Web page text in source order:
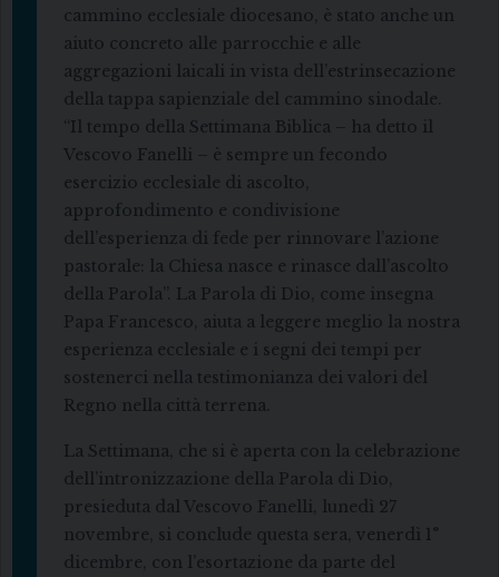
cammino ecclesiale diocesano, è stato anche un
aiuto concreto alle parrocchie e alle
aggregazioni laicali in vista dell’estrinsecazione
della tappa sapienziale del cammino sinodale.
“Il tempo della Settimana Biblica – ha detto il
Vescovo Fanelli – è sempre un fecondo
esercizio ecclesiale di ascolto,
approfondimento e condivisione
dell’esperienza di fede per rinnovare l’azione
pastorale: la Chiesa nasce e rinasce dall’ascolto
della Parola”. La Parola di Dio, come insegna
Papa Francesco, aiuta a leggere meglio la nostra
esperienza ecclesiale e i segni dei tempi per
sostenerci nella testimonianza dei valori del
Regno nella città terrena.
La Settimana, che si è aperta con la celebrazione
dell’intronizzazione della Parola di Dio,
presieduta dal Vescovo Fanelli, lunedì 27
novembre, si conclude questa sera, venerdì 1°
dicembre, con l’esortazione da parte del